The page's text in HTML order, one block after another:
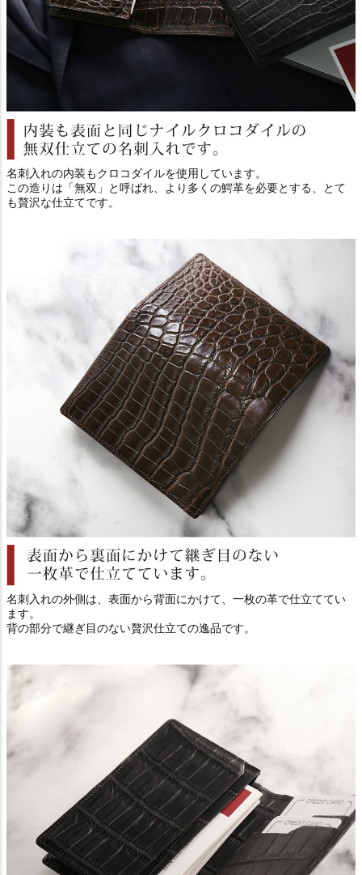
名刺入れの内装もクロコダイルを使用しています。
この造りは「無双」と呼ばれ、より多くの鰐革を必要とする、とて
も贅沢な仕立てです。
名刺入れの外側は、表面から背面にかけて、一枚の革で仕立ててい
ます。
背の部分で継ぎ目のない贅沢仕立ての逸品です。